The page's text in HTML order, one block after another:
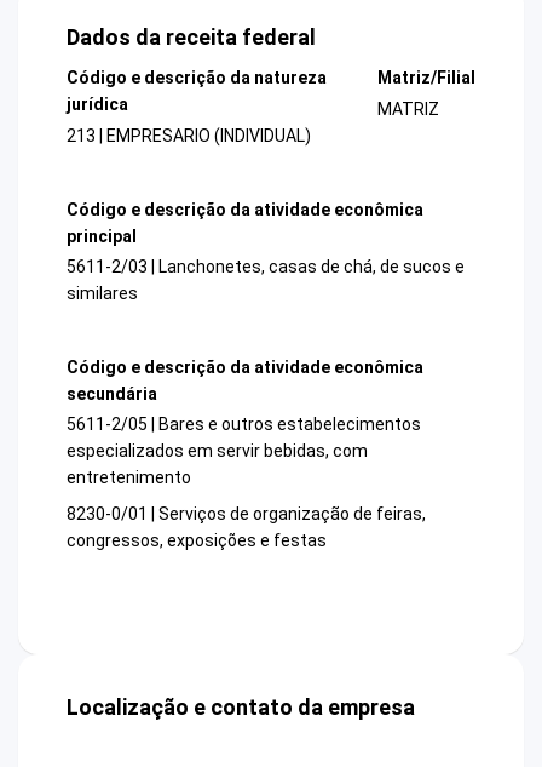
Dados da receita federal
Código e descrição da natureza
jurídica
213 | EMPRESARIO (INDIVIDUAL)
Matriz/Filial
MATRIZ
Código e descrição da atividade econômica
principal
5611-2/03 | Lanchonetes, casas de chá, de sucos e
similares
Código e descrição da atividade econômica
secundária
5611-2/05 | Bares e outros estabelecimentos
especializados em servir bebidas, com
entretenimento
8230-0/01 | Serviços de organização de feiras,
congressos, exposições e festas
Localização e contato da empresa